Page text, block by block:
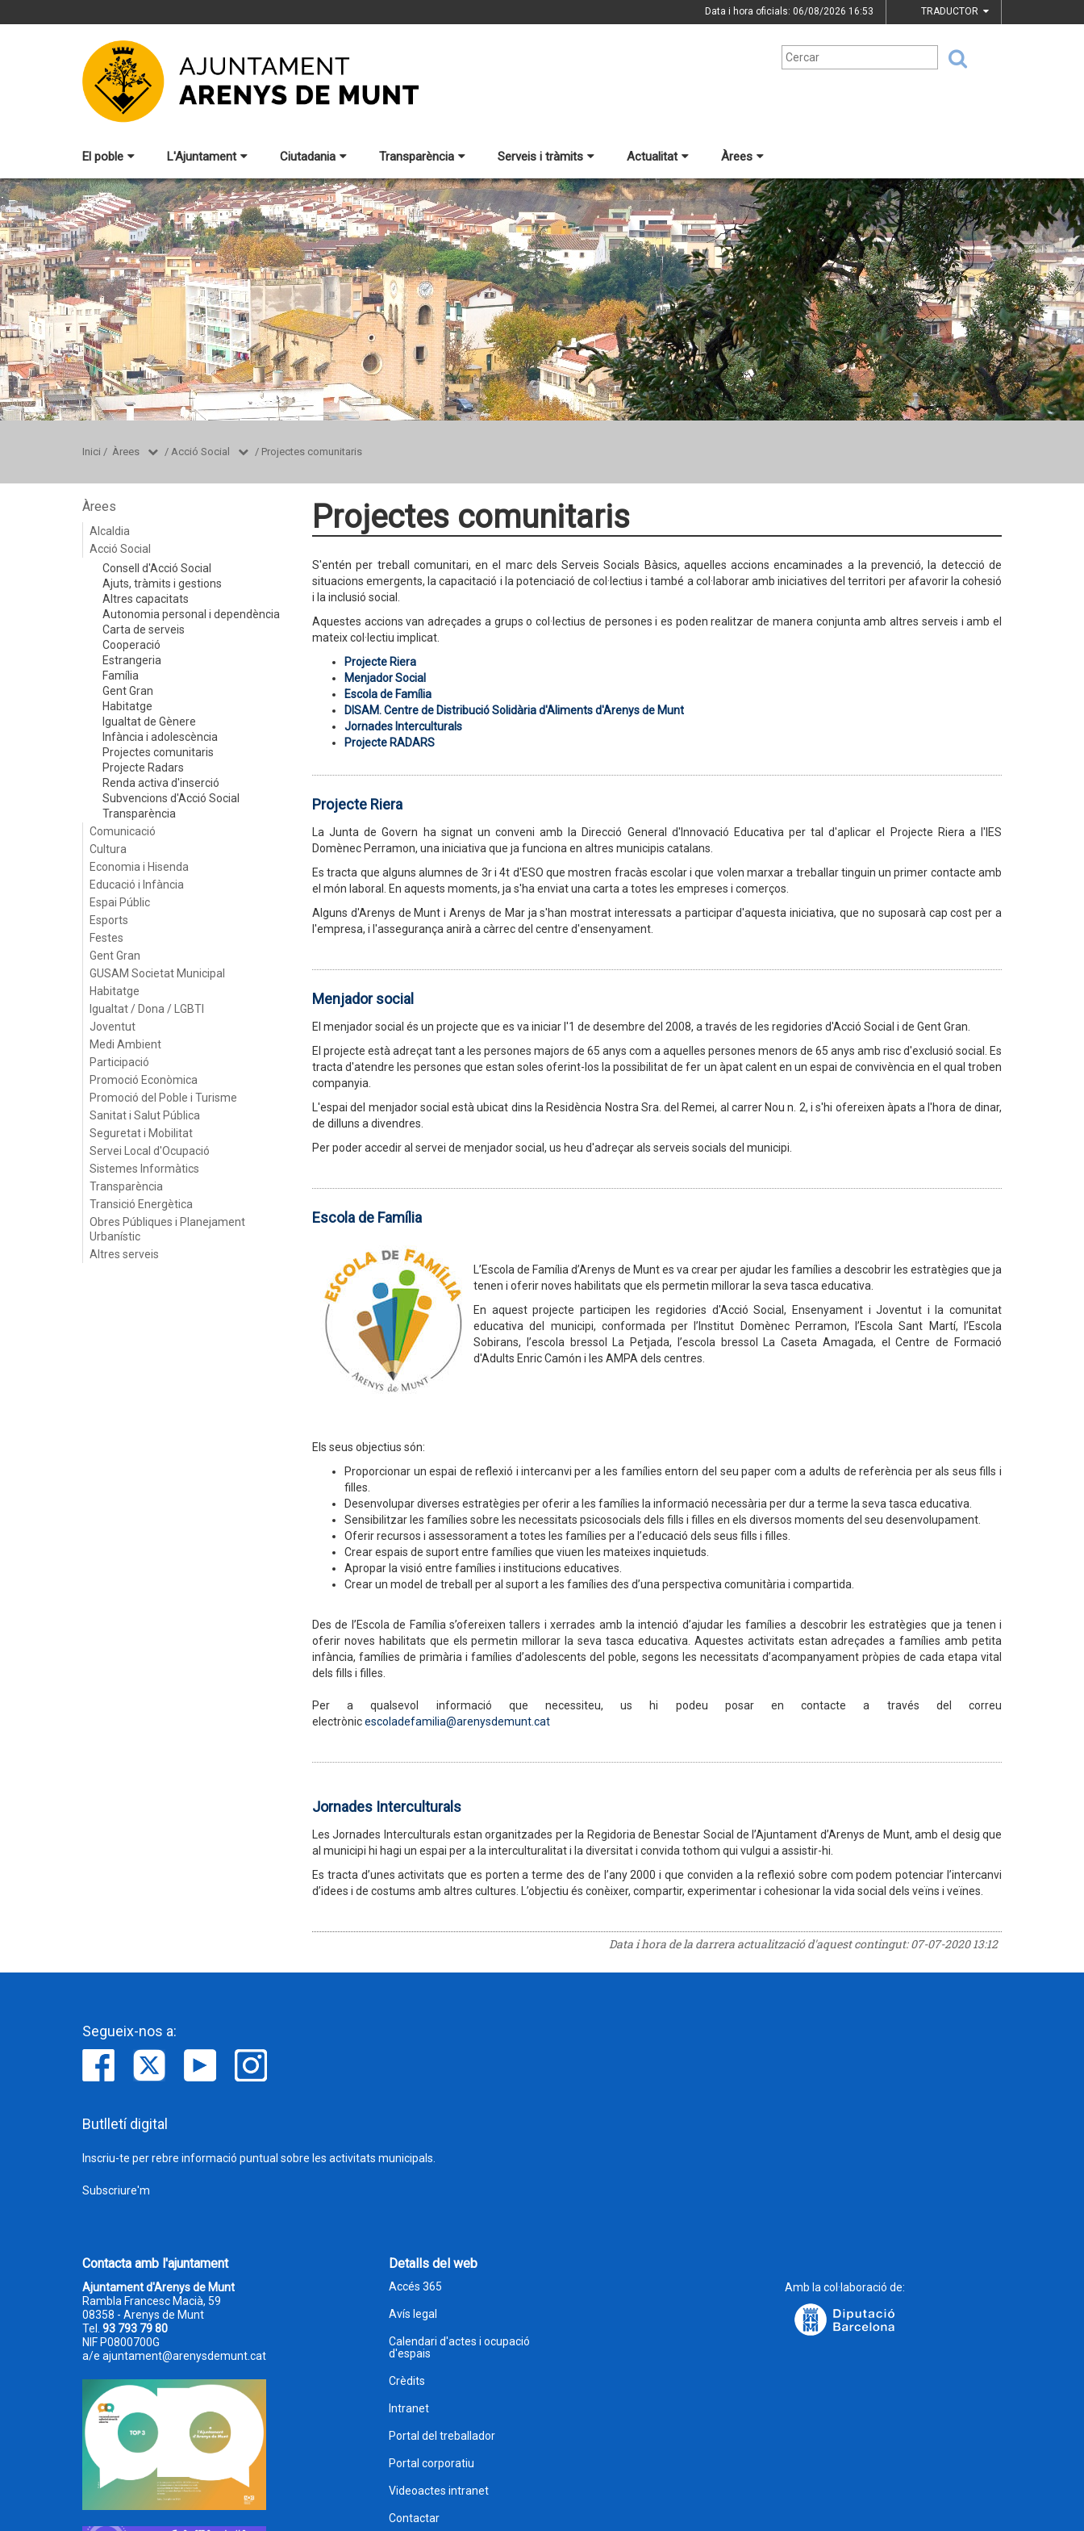
Data i hora oficials: 06/08/2026 16:53 TRADUCTOR
El poble L'Ajuntament Ciutadania Transparència Serveis i tràmits Actualitat Àrees
Inici / Àrees / Acció Social / Projectes comunitaris
Àrees
Alcaldia
Acció Social
Consell d'Acció Social
Ajuts, tràmits i gestions
Altres capacitats
Autonomia personal i dependència
Carta de serveis
Cooperació
Estrangeria
Família
Gent Gran
Habitatge
Igualtat de Gènere
Infància i adolescència
Projectes comunitaris
Projecte Radars
Renda activa d'inserció
Subvencions d'Acció Social
Transparència
Comunicació
Cultura
Economia i Hisenda
Educació i Infància
Espai Públic
Esports
Festes
Gent Gran
GUSAM Societat Municipal
Habitatge
Igualtat / Dona / LGBTI
Joventut
Medi Ambient
Participació
Promoció Econòmica
Promoció del Poble i Turisme
Sanitat i Salut Pública
Seguretat i Mobilitat
Servei Local d'Ocupació
Sistemes Informàtics
Transparència
Transició Energètica
Obres Públiques i Planejament
Urbanístic
Altres serveis
Projectes comunitaris
S'entén per treball comunitari, en el marc dels Serveis Socials Bàsics, aquelles accions encaminades a la prevenció, la detecció de
situacions emergents, la capacitació i la potenciació de col·lectius i també a col·laborar amb iniciatives del territori per afavorir la cohesió
i la inclusió social.
Aquestes accions van adreçades a grups o col·lectius de persones i es poden realitzar de manera conjunta amb altres serveis i amb el
mateix col·lectiu implicat.
Projecte Riera
Menjador Social
Escola de Família
DISAM. Centre de Distribució Solidària d'Aliments d'Arenys de Munt
Jornades Interculturals
Projecte RADARS
Projecte Riera
La Junta de Govern ha signat un conveni amb la Direcció General d'Innovació Educativa per tal d'aplicar el Projecte Riera a l'IES
Domènec Perramon, una iniciativa que ja funciona en altres municipis catalans.
Es tracta que alguns alumnes de 3r i 4t d'ESO que mostren fracàs escolar i que volen marxar a treballar tinguin un primer contacte amb
el món laboral. En aquests moments, ja s'ha enviat una carta a totes les empreses i comerços.
Alguns d'Arenys de Munt i Arenys de Mar ja s'han mostrat interessats a participar d'aquesta iniciativa, que no suposarà cap cost per a
l'empresa, i l'assegurança anirà a càrrec del centre d'ensenyament.
Menjador social
El menjador social és un projecte que es va iniciar l'1 de desembre del 2008, a través de les regidories d'Acció Social i de Gent Gran.
El projecte està adreçat tant a les persones majors de 65 anys com a aquelles persones menors de 65 anys amb risc d'exclusió social. Es
tracta d'atendre les persones que estan soles oferint-los la possibilitat de fer un àpat calent en un espai de convivència en el qual troben
companyia.
L'espai del menjador social està ubicat dins la Residència Nostra Sra. del Remei, al carrer Nou n. 2, i s'hi ofereixen àpats a l'hora de dinar,
de dilluns a divendres.
Per poder accedir al servei de menjador social, us heu d'adreçar als serveis socials del municipi.
Escola de Família
L’Escola de Família d’Arenys de Munt es va crear per ajudar les famílies a descobrir les estratègies que ja
tenen i oferir noves habilitats que els permetin millorar la seva tasca educativa.
En aquest projecte participen les regidories d'Acció Social, Ensenyament i Joventut i la comunitat
educativa del municipi, conformada per l’Institut Domènec Perramon, l’Escola Sant Martí, l’Escola
Sobirans, l’escola bressol La Petjada, l’escola bressol La Caseta Amagada, el Centre de Formació
d'Adults Enric Camón i les AMPA dels centres.
Els seus objectius són:
Proporcionar un espai de reflexió i intercanvi per a les famílies entorn del seu paper com a adults de referència per als seus fills i
filles.
Desenvolupar diverses estratègies per oferir a les famílies la informació necessària per dur a terme la seva tasca educativa.
Sensibilitzar les famílies sobre les necessitats psicosocials dels fills i filles en els diversos moments del seu desenvolupament.
Oferir recursos i assessorament a totes les famílies per a l’educació dels seus fills i filles.
Crear espais de suport entre famílies que viuen les mateixes inquietuds.
Apropar la visió entre famílies i institucions educatives.
Crear un model de treball per al suport a les famílies des d’una perspectiva comunitària i compartida.
Des de l’Escola de Família s’ofereixen tallers i xerrades amb la intenció d’ajudar les famílies a descobrir les estratègies que ja tenen i
oferir noves habilitats que els permetin millorar la seva tasca educativa. Aquestes activitats estan adreçades a famílies amb petita
infància, famílies de primària i famílies d’adolescents del poble, segons les necessitats d’acompanyament pròpies de cada etapa vital
dels fills i filles.
Per a qualsevol informació que necessiteu, us hi podeu posar en contacte a través del correu
electrònicescoladefamilia@arenysdemunt.cat
Jornades Interculturals
Les Jornades Interculturals estan organitzades per la Regidoria de Benestar Social de l’Ajuntament d’Arenys de Munt, amb el desig que
al municipi hi hagi un espai per a la interculturalitat i la diversitat i convida tothom qui vulgui a assistir-hi.
Es tracta d’unes activitats que es porten a terme des de l’any 2000 i que conviden a la reflexió sobre com podem potenciar l’intercanvi
d’idees i de costums amb altres cultures. L’objectiu és conèixer, compartir, experimentar i cohesionar la vida social dels veïns i veïnes.
Data i hora de la darrera actualització d'aquest contingut:07-07-2020 13:12
Segueix-nos a:
Butlletí digital
Inscriu-te per rebre informació puntual sobre les activitats municipals.
Subscriure'm
Contacta amb l'ajuntament
Ajuntament d'Arenys de Munt
Rambla Francesc Macià, 59
08358 - Arenys de Munt
Tel. 93 793 79 80
NIF P0800700G
a/e ajuntament@arenysdemunt.cat
Detalls del web
Accés 365
Avís legal
Calendari d'actes i ocupació
d'espais
Crèdits
Intranet
Portal del treballador
Portal corporatiu
Videoactes intranet
Contactar
Amb la col·laboració de: